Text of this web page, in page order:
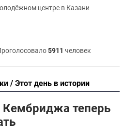
центре в Казани
5911 человек
Этот день в истории
теперь